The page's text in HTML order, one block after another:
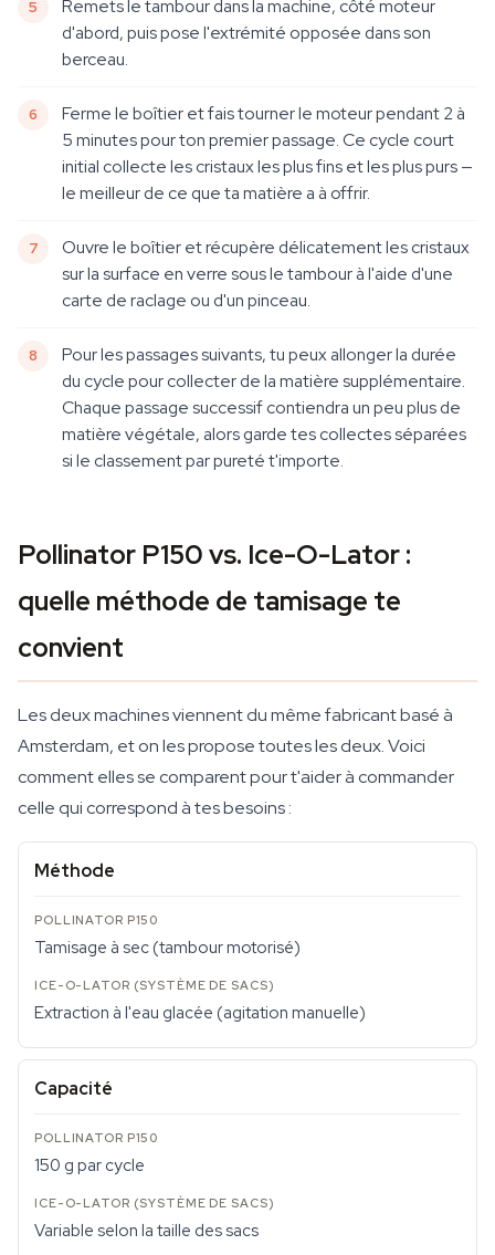
Remets le tambour dans la machine, côté moteur
d'abord, puis pose l'extrémité opposée dans son
berceau.
Ferme le boîtier et fais tourner le moteur pendant 2 à
5 minutes pour ton premier passage. Ce cycle court
initial collecte les cristaux les plus fins et les plus purs —
le meilleur de ce que ta matière a à offrir.
Ouvre le boîtier et récupère délicatement les cristaux
sur la surface en verre sous le tambour à l'aide d'une
carte de raclage ou d'un pinceau.
Pour les passages suivants, tu peux allonger la durée
du cycle pour collecter de la matière supplémentaire.
Chaque passage successif contiendra un peu plus de
matière végétale, alors garde tes collectes séparées
si le classement par pureté t'importe.
Pollinator P150 vs. Ice-O-Lator :
quelle méthode de tamisage te
convient
Les deux machines viennent du même fabricant basé à
Amsterdam, et on les propose toutes les deux. Voici
comment elles se comparent pour t'aider à commander
celle qui correspond à tes besoins :
Méthode
Tamisage à sec (tambour motorisé)
Extraction à l'eau glacée (agitation manuelle)
Capacité
150 g par cycle
Variable selon la taille des sacs